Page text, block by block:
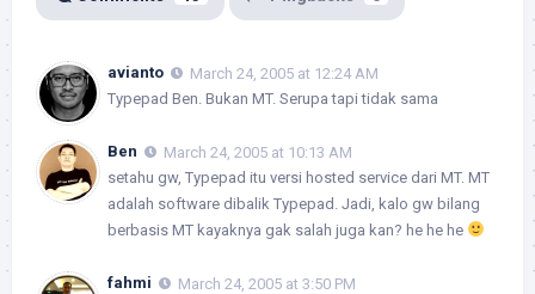
avianto
March 24, 2005 at 12:24 AM
Typepad Ben. Bukan MT. Serupa tapi tidak sama
Ben
March 24, 2005 at 10:13 AM
setahu gw, Typepad itu versi hosted service dari MT. MT
adalah software dibalik Typepad. Jadi, kalo gw bilang
berbasis MT kayaknya gak salah juga kan? he he he
fahmi
March 24, 2005 at 3:50 PM